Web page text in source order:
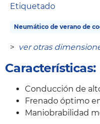
Etiquetado
Neumático de verano de
> ver otras
Características:
Conducción de
Frenado óptimo
Maniobrabilidad